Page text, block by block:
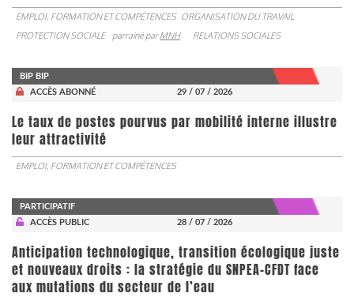
EMPLOI, FORMATION ET COMPÉTENCES ORGANISATION DU TRAVAIL
PROTECTION SOCIALE
parrainé parMNH RELATIONS SOCIALES
BIP BIP
ACCÈS ABONNÉ
29 / 07 / 2026
Le taux de postes pourvus par mobilité interne illustre
leur attractivité
EMPLOI, FORMATION ET COMPÉTENCES
PARTICIPATIF
ACCÈS PUBLIC
28 / 07 / 2026
Anticipation technologique, transition écologique juste
et nouveaux droits : la stratégie du SNPEA-CFDT face
aux mutations du secteur de l’eau